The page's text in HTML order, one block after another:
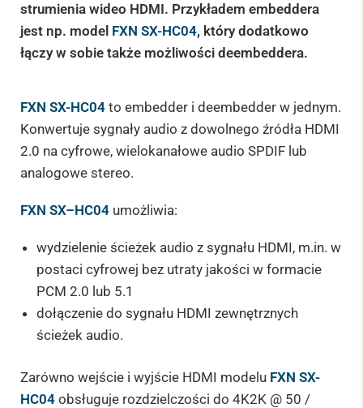
strumienia wideo HDMI. Przykładem embeddera
jest np. model FXN SX-HC04, który dodatkowo
łączy w sobie także możliwości deembeddera.
FXN SX-HC04 to embedder i deembedder w jednym.
Konwertuje sygnały audio z dowolnego źródła HDMI
2.0 na cyfrowe, wielokanałowe audio SPDIF lub
analogowe stereo.
FXN SX–HC04 umożliwia:
wydzielenie ścieżek audio z sygnału HDMI, m.in. w
postaci cyfrowej bez utraty jakości w formacie
PCM 2.0 lub 5.1
dołączenie do sygnału HDMI zewnętrznych
ścieżek audio.
Zarówno wejście i wyjście HDMI modelu FXN SX-
HC04 obsługuje rozdzielczości do 4K2K @ 50 /